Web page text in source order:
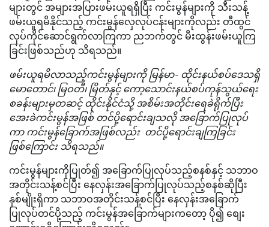
များတွင် အများအပြားဖမ်းယူရရှိပြီး ကင်းမွန်များကို သီးသန့်
ဖမ်းယူရမိနိုင်သည့် ကင်းမွန်လှေလုပ်ငန်းများကိုလည်း တီထွင်
လုပ်ကိုင်ဆောင်ရွက်လာကြကာ ညဘက်တွင် မီးထွန်းဖမ်းယူကြ
ခြင်းဖြစ်သည်ဟု သိရသည်။
ဖမ်းယူရမိလာသည့်ကင်းမွန်များကို မြန်မာ- ထိုင်းနယ်စပ်ဒေသရှိ
မောတောင်၊ မြဝတီ၊ မြိတ်နှင့် ကော့သောင်းနယ်စပ်ကုန်သွယ်ရေး
စခန်းများမှတဆင့် ထိုင်းနိုင်ငံသို့အစိမ်းအတိုင်းရေခဲရိုက်ပြီး
အေးခဲကင်းမွန်အဖြစ် တင်ပို့ရောင်းချသလို အခြောက်ပြုလုပ်
ကာ ကင်းမွန်ခြောက်အဖြစ်လည်း တင်ပို့ရောင်းချကြခြင်း
ဖြစ်ကြောင်း သိရသည်။
ကင်းမွန်များကိုပြုတ်၍ အခြောက်ပြုလုပ်သည့်စနစ်နှင့် သဘာဝ
အတိုင်းသန့်စင်ပြီး နေလှန်းအခြောက်ပြုလုပ်သည့်စနစ်ဆိုပြီး
နှစ်မျိုးရှိကာ သဘာဝအတိုင်းသန့်စင်ပြီး နေလှန်းအခြောက်
ပြုလုပ်တင်ပို့သည့် ကင်းမွန်အခြောက်များကတော့ ပို၍ စျေး